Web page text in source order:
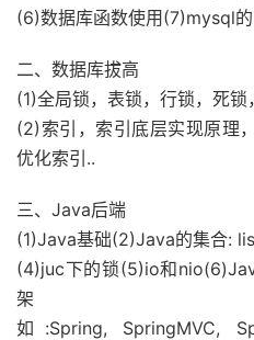
(6)数据库函数使用(7)mysql
二、数据库拔高
(1)全局锁，表锁，行锁，死锁
(2)索引，索引底层实现原理
优化索引..
三、Java后端
(1)Java基础(2)Java的集合:
(4)juc下的锁(5)io和
架
如:Spring, SpringMVC,